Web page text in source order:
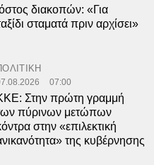
διακοπών: «Για
σταματά πριν αρχίσει»
07:00
Στην πρώτη γραμμή
πύρινων μετώπων
στην «επιλεκτική
της κυβέρνησης